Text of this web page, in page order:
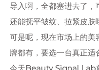
导入啊，全都塞进去了，
还能抚平皱纹、拉紧皮肤
可是呢，现在市场上的美
牌都有，要选一台真正适
今天Beauty Signal Lab